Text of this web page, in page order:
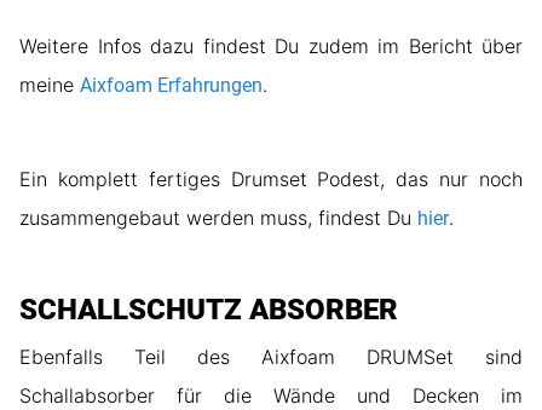
Weitere Infos dazu findest Du zudem im Bericht über
meine Aixfoam Erfahrungen.
Ein komplett fertiges Drumset Podest, das nur noch
zusammengebaut werden muss, findest Du hier.
SCHALLSCHUTZ ABSORBER
Ebenfalls Teil des Aixfoam DRUMSet sind
Schallabsorber für die Wände und Decken im